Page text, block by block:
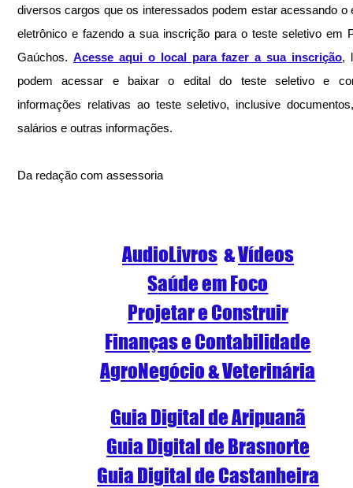
diversos cargos que os interessados podem estar acessando o
eletrônico e fazendo a sua inscrição para o teste seletivo em
Gaúchos. Acesse aqui o local para fazer a sua inscrição,
podem acessar e baixar o edital do teste seletivo e
informações relativas ao teste seletivo, inclusive
salários e outras informações.
Da redação com assessoria
AudioLivros
  &
Vídeos
Saúde em Foco
Projetar e Construir
Finanças e Contabilidade
AgroNegócio & Veterinária
Guia Digital de Aripuanã
Guia Digital de Brasnorte
Guia Digital de Castanheira